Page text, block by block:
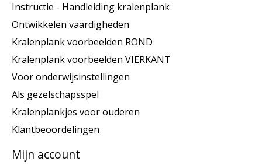
Instructie - Handleiding kralenplank
Ontwikkelen vaardigheden
Kralenplank voorbeelden ROND
Kralenplank voorbeelden VIERKANT
Voor onderwijsinstellingen
Als gezelschapsspel
Kralenplankjes voor ouderen
Klantbeoordelingen
Mijn account